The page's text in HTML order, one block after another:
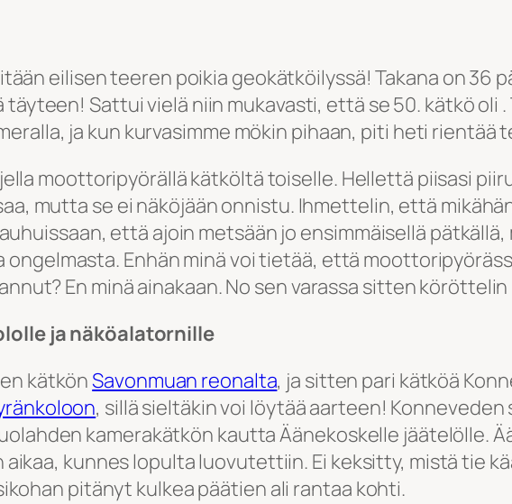
eilisen teeren poikia geokätköilyssä! Takana on 36
Sattui vielä niin mukavasti, että se 50. kätkö oli
ja kun kurvasimme mökin pihaan, piti heti rientää
moottoripyörällä kätköltä toiselle. Hellettä piisasi
mutta se ei näköjään onnistu. Ihmettelin, että
että ajoin metsään jo ensimmäisellä
Enhän minä voi tietää, että
En minä ainakaan. No sen varassa sitten
ja näköalatornille
kätkönSavonmuan reonalta, ja sitten pari kätköä
, sillä sieltäkin voi löytää aarteen!
kamerakätkön kautta Äänekoskelle jäätelölle.
kunnes lopulta luovutettiin. Ei keksitty, mistä tie
pitänyt kulkea päätien ali rantaa kohti.